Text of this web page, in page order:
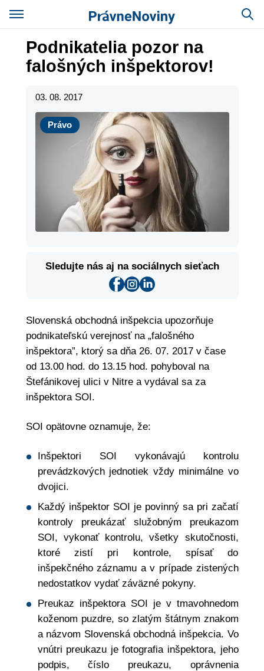
Podnikatelia pozor na
falošných inšpektorov!
03. 08. 2017
Právo
Právo
Sledujte nás aj na sociálnych sieťach
Slovenská obchodná inšpekcia upozorňuje
podnikateľskú verejnosť na „falošného
inšpektora”, ktorý sa dňa 26. 07. 2017 v čase
od 13.00 hod. do 13.15 hod. pohyboval na
Štefánikovej ulici v Nitre a vydával sa za
inšpektora SOI.
SOI opätovne oznamuje, že:
Inšpektori SOI vykonávajú kontrolu
prevádzkových jednotiek vždy minimálne vo
dvojici.
Každý inšpektor SOI je povinný sa pri začatí
kontroly preukázať služobným preukazom
SOI, vykonať kontrolu, všetky skutočnosti,
ktoré zistí pri kontrole, spísať do
inšpekčného záznamu a v prípade zistených
nedostatkov vydať záväzné pokyny.
Preukaz inšpektora SOI je v tmavohnedom
koženom puzdre, so zlatým štátnym znakom
a názvom Slovenská obchodná inšpekcia. Vo
vnútri preukazu je fotografia inšpektora, jeho
podpis, číslo preukazu, oprávnenia